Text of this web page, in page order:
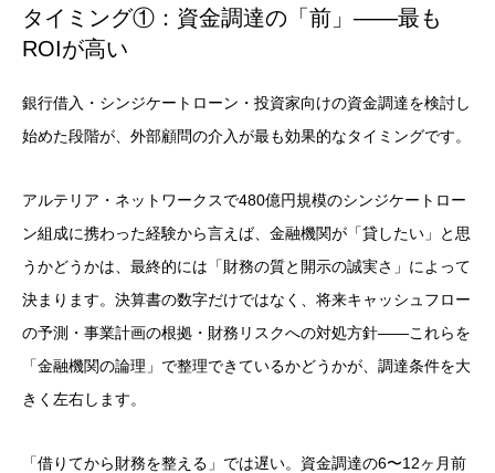
タイミング①：資金調達の「前」——最も
ROIが高い
銀行借入・シンジケートローン・投資家向けの資金調達を検討し
始めた段階が、外部顧問の介入が最も効果的なタイミングです。
アルテリア・ネットワークスで480億円規模のシンジケートロー
ン組成に携わった経験から言えば、金融機関が「貸したい」と思
うかどうかは、最終的には「財務の質と開示の誠実さ」によって
決まります。決算書の数字だけではなく、将来キャッシュフロー
の予測・事業計画の根拠・財務リスクへの対処方針——これらを
「金融機関の論理」で整理できているかどうかが、調達条件を大
きく左右します。
「借りてから財務を整える」では遅い。資金調達の6〜12ヶ月前